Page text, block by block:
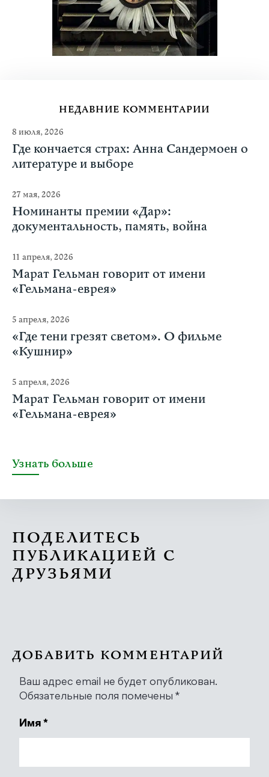
НЕДАВНИЕ КОММЕНТАРИИ
8 июля, 2026
Где кончается страх: Анна Сандермоен о
литературе и выборе
27 мая, 2026
Номинанты премии «Дар»:
документальность, память, война
11 апреля, 2026
Марат Гельман говорит от имени
«Гельмана-еврея»
5 апреля, 2026
«Где тени грезят светом». О фильме
«Кушнир»
5 апреля, 2026
Марат Гельман говорит от имени
«Гельмана-еврея»
Узнать больше
ПОДЕЛИТЕСЬ
ПУБЛИКАЦИЕЙ С
ДРУЗЬЯМИ
ДОБАВИТЬ КОММЕНТАРИЙ
Ваш адрес email не будет опубликован.
Обязательные поля помечены *
Имя *